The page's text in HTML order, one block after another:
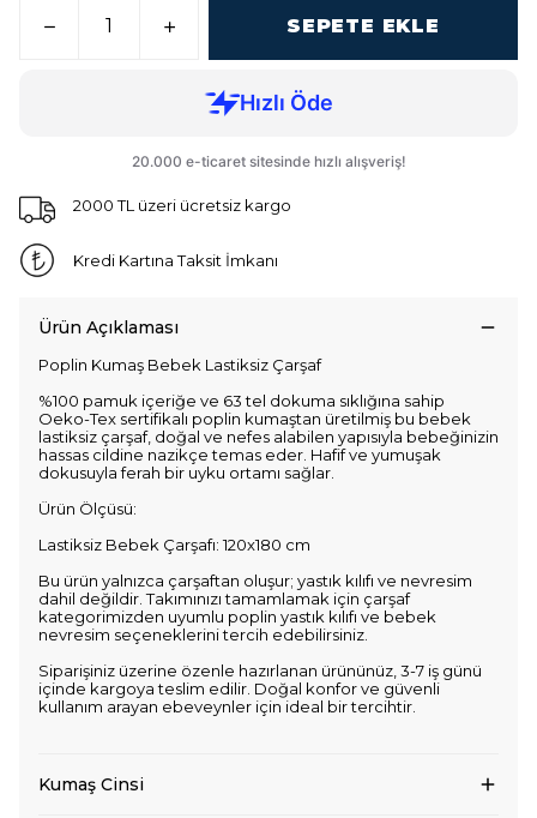
SEPETE EKLE
2000 TL üzeri ücretsiz kargo
Kredi Kartına Taksit İmkanı
Ürün Açıklaması
Poplin Kumaş Bebek Lastiksiz Çarşaf
%100 pamuk içeriğe ve 63 tel dokuma sıklığına sahip
Oeko-Tex sertifikalı poplin kumaştan üretilmiş bu bebek
lastiksiz çarşaf, doğal ve nefes alabilen yapısıyla bebeğinizin
hassas cildine nazikçe temas eder. Hafif ve yumuşak
dokusuyla ferah bir uyku ortamı sağlar.
Ürün Ölçüsü:
Lastiksiz Bebek Çarşafı: 120x180 cm
Bu ürün yalnızca çarşaftan oluşur; yastık kılıfı ve nevresim
dahil değildir. Takımınızı tamamlamak için çarşaf
kategorimizden uyumlu poplin yastık kılıfı ve bebek
nevresim seçeneklerini tercih edebilirsiniz.
Siparişiniz üzerine özenle hazırlanan ürününüz, 3-7 iş günü
içinde kargoya teslim edilir. Doğal konfor ve güvenli
kullanım arayan ebeveynler için ideal bir tercihtir.
Kumaş Cinsi